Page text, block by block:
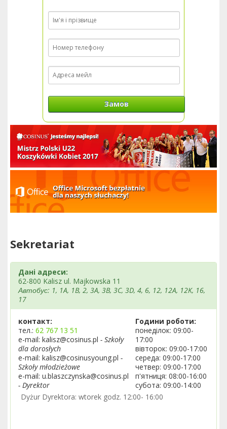
Замов
Sekretariat
Дані адреси:
62-800 Kalisz ul. Majkowska 11
Автобус: 1, 1A, 1B, 2, 3A, 3B, 3C, 3D, 4, 6, 12, 12A, 12K, 16,
17
контакт:
тел.: 62 767 13 51
e-mail: kalisz@cosinus.pl - Szkoły
dla dorosłych
e-mail: kalisz@cosinusyoung.pl -
Szkoły młodzieżowe
e-mail: u.blaszczynska@cosinus.pl
- Dyrektor
Години роботи:
понеділок: 09:00-
17:00
вівторок: 09:00-17:00
середа: 09:00-17:00
четвер: 09:00-17:00
п'ятниця: 08:00-16:00
субота: 09:00-14:00
Dyżur Dyrektora: wtorek godz. 12:00- 16:00